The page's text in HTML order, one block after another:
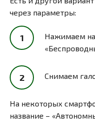
через параметры:
Нажимаем
Снимаем
На некоторых
название –